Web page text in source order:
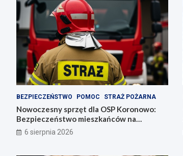
BEZPIECZEŃSTWO POMOC STRAŻ POŻARNA
Nowoczesny sprzęt dla OSP Koronowo:
Bezpieczeństwo mieszkańców na
pierwszym miejscu!
6 sierpnia 2026